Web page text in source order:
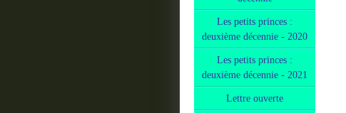
Les petits princes :
deuxième décennie - 2020
Les petits princes :
deuxième décennie - 2021
Lettre ouverte